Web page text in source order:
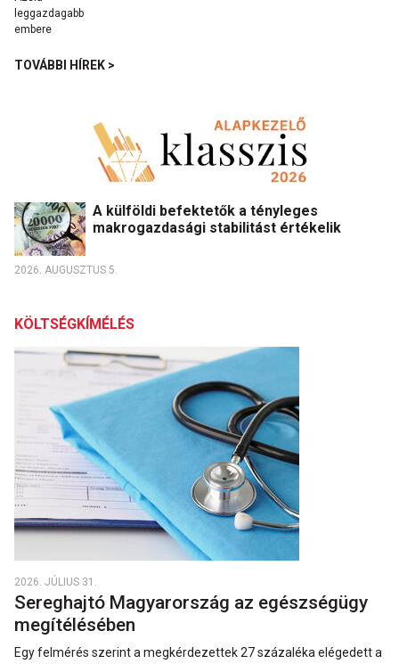
TOVÁBBI HÍREK >
A külföldi befektetők a tényleges
makrogazdasági stabilitást értékelik
2026. AUGUSZTUS 5.
KÖLTSÉGKÍMÉLÉS
2026. JÚLIUS 31.
Sereghajtó Magyarország az egészségügy
megítélésében
Egy felmérés szerint a megkérdezettek 27 százaléka elégedett a